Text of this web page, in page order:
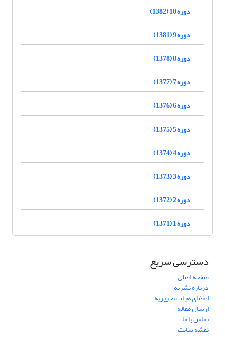
دوره 10 (1382)
دوره 9 (1381)
دوره 8 (1378)
دوره 7 (1377)
دوره 6 (1376)
دوره 5 (1375)
دوره 4 (1374)
دوره 3 (1373)
دوره 2 (1372)
دوره 1 (1371)
دسترسی سریع
صفحه اصلی
درباره نشریه
اعضای هیات تحریریه
ارسال مقاله
تماس با ما
نقشه سایت